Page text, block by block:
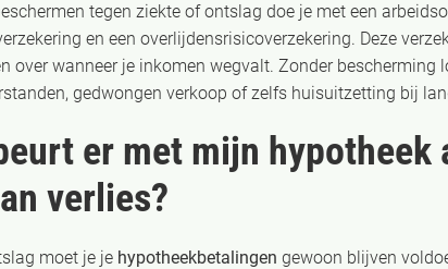
tegen ziekte of ontslag doe je met een
en een overlijdensrisicoverzekering. Deze
over wanneer je inkomen wegvalt. Zonder bescherming
gedwongen verkoop of zelfs huisuitzetting bij
er met mijn
verlies?
moet je je hypotheekbetalingen gewoon blijven